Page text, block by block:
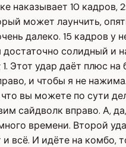
10 кадров,
может лаунчить,
далеко. 15 кадров у
солидный и
Этот удар даёт плюс
и чтобы я не
вы можете по сути
сайдволк вправо. А,
времени. Второй
всё. И идёте на комбо,